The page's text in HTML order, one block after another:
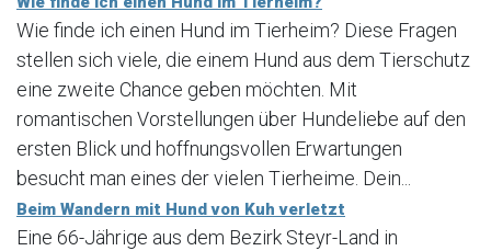
Wie finde ich einen Hund im Tierheim? Diese Fragen
stellen sich viele, die einem Hund aus dem Tierschutz
eine zweite Chance geben möchten. Mit
romantischen Vorstellungen über Hundeliebe auf den
ersten Blick und hoffnungsvollen Erwartungen
besucht man eines der vielen Tierheime. Dein...
Beim Wandern mit Hund von Kuh verletzt
Eine 66-Jährige aus dem Bezirk Steyr-Land in